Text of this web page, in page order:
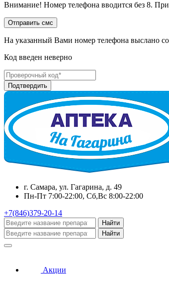
Внимание! Номер телефона вводится без 8.
На указанный Вами номер телефона выслано
Код введен неверно
г. Самара, ул. Гагарина, д. 49
Пн-Пт 7:00-22:00, Сб,Вс 8:00-22:00
+7(846)379-20-14
Найти
Найти
Акции